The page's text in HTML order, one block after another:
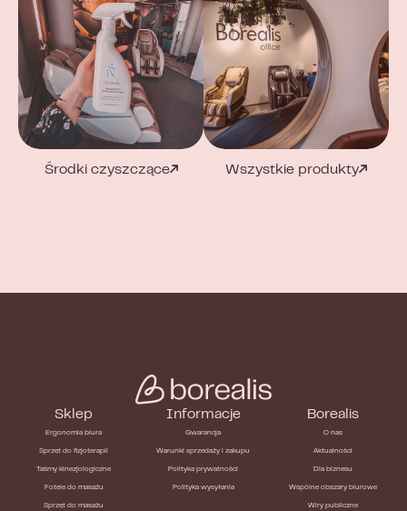
Środki czyszczące Wszystkie produkty
Sklep
Ergonomia biura
Sprzęt do fizjoterapii
Taśmy kinezjologiczne
Fotele do masażu
Sprzęt do masażu
Informacje
Gwarancja
Warunki sprzedaży i zakupu
Polityka prywatności
Polityka wysyłania
Borealis
O nas
Aktualności
Dla biznesu
Wspólne obszary biurowe
Wiry publiczne